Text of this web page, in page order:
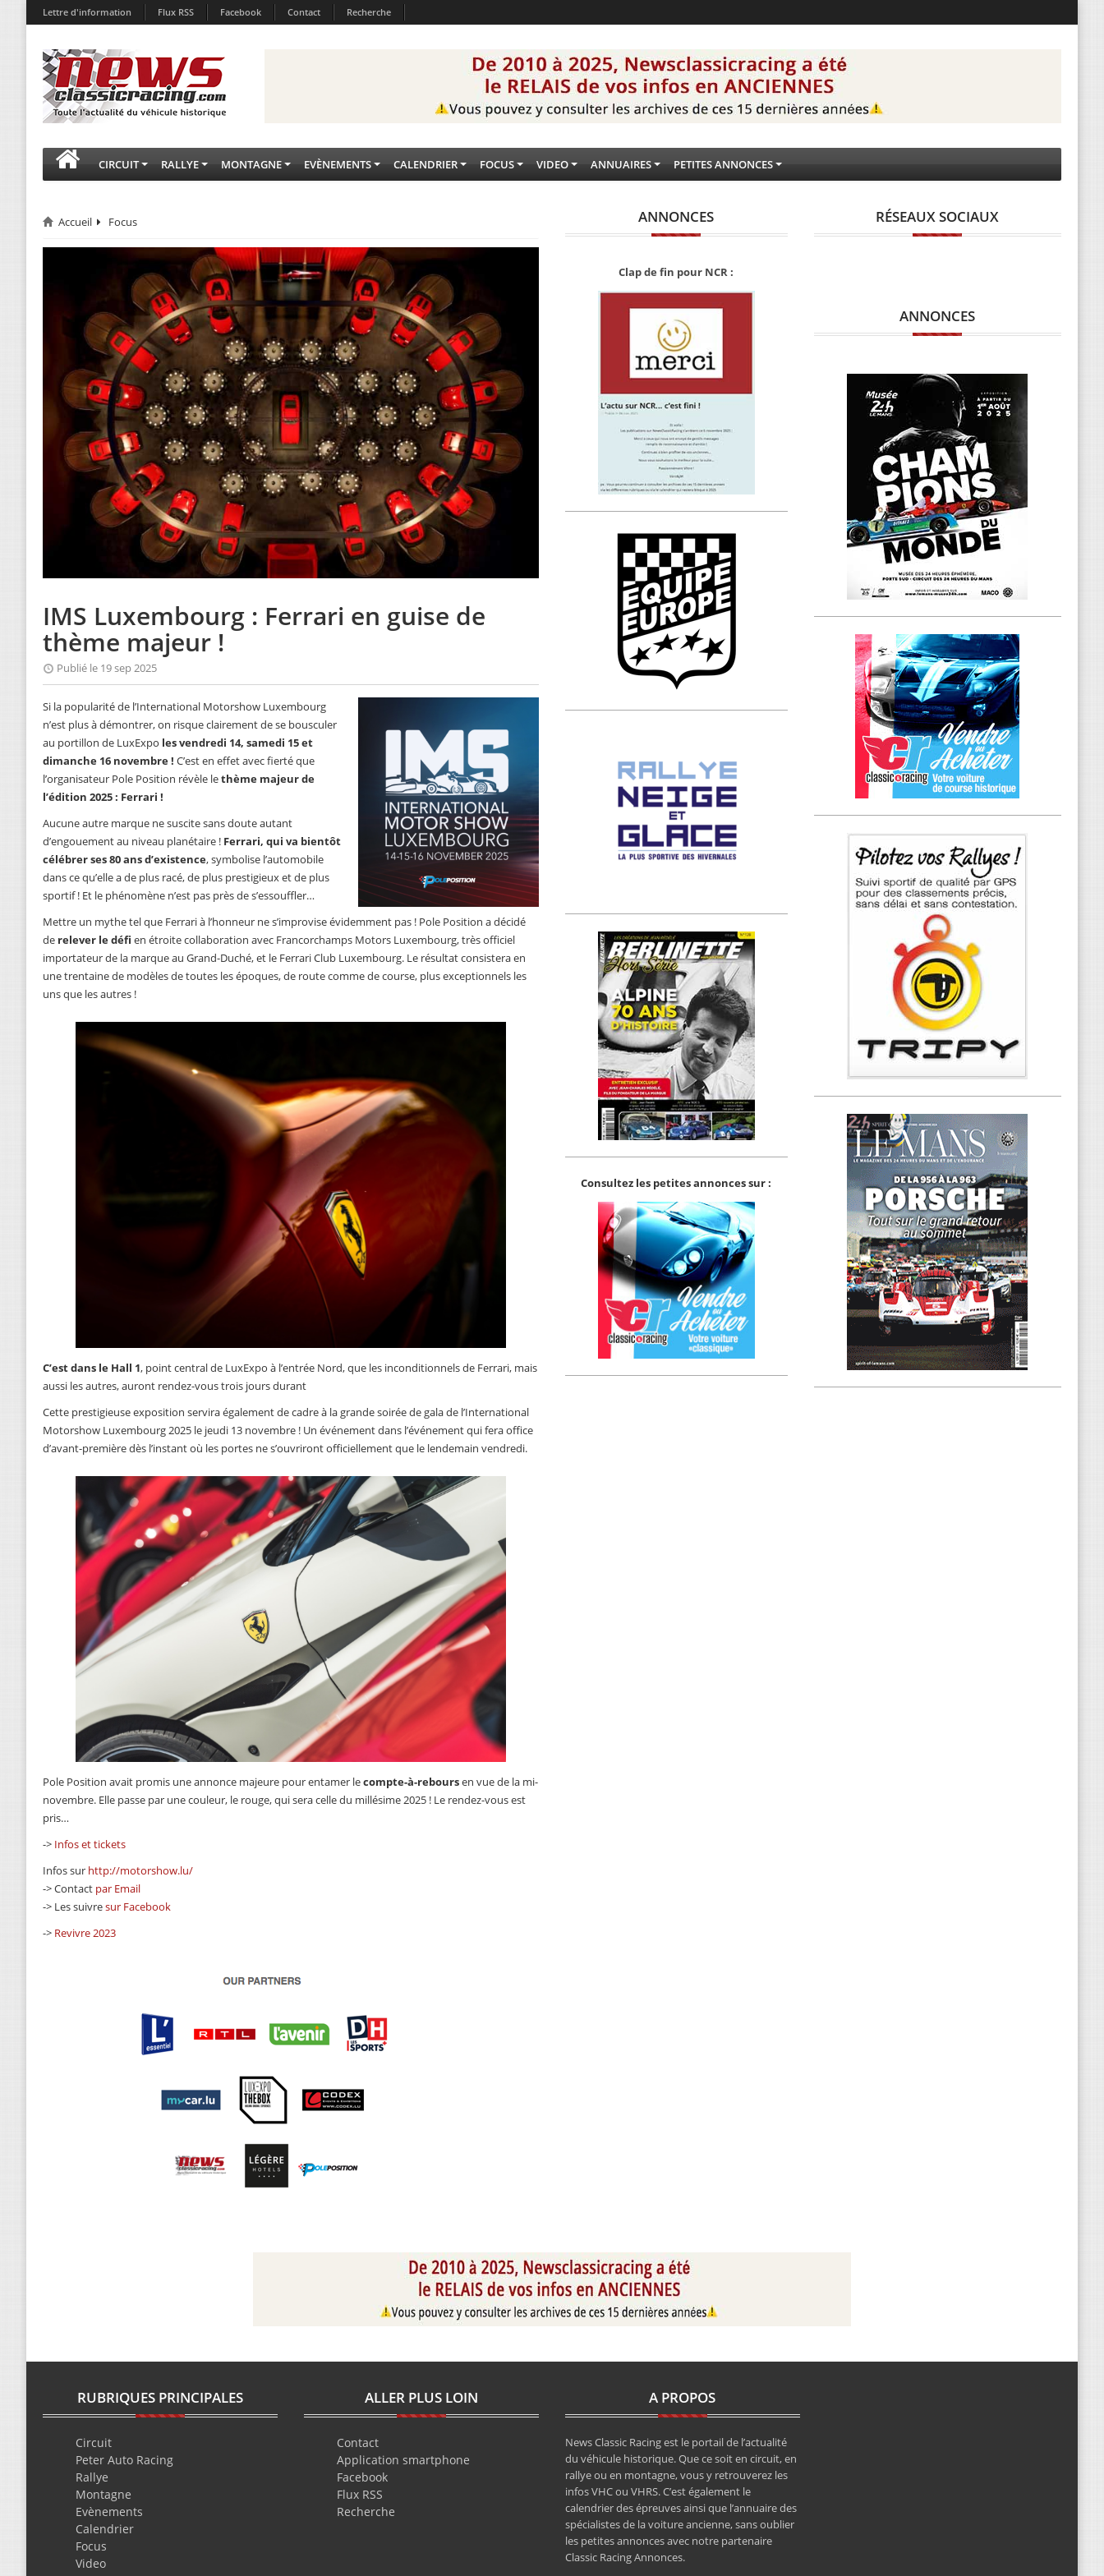
Lettre d'information Flux RSS Facebook Contact Recherche
CIRCUIT RALLYE MONTAGNE EVÈNEMENTS CALENDRIER FOCUS VIDEO ANNUAIRES PETITES ANNONCES
Accueil Focus
IMS Luxembourg : Ferrari en guise de
thème majeur !
Publié le 19 sep 2025
Si la popularité de l’International Motorshow Luxembourg
n’est plus à démontrer, on risque clairement de se bousculer
au portillon de LuxExpo les vendredi 14, samedi 15 et
dimanche 16 novembre ! C’est en effet avec fierté que
l’organisateur Pole Position révèle lethème majeur de
l’édition 2025 : Ferrari !
Aucune autre marque ne suscite sans doute autant
d’engouement au niveau planétaire ! Ferrari, qui va bientôt
célébrer ses 80 ans d’existence, symbolise l’automobile
dans ce qu’elle a de plus racé, de plus prestigieux et de plus
sportif ! Et le phénomène n’est pas près de s’essouffler…
Mettre un mythe tel que Ferrari à l’honneur ne s’improvise évidemment pas ! Pole Position a décidé
de relever le défi en étroite collaboration avec Francorchamps Motors Luxembourg, très officiel
importateur de la marque au Grand-Duché, et le Ferrari Club Luxembourg. Le résultat consistera en
une trentaine de modèles de toutes les époques, de route comme de course, plus exceptionnels les
uns que les autres !
C’est dans le Hall 1, point central de LuxExpo à l’entrée Nord, que les inconditionnels de Ferrari, mais
aussi les autres, auront rendez-vous trois jours durant
Cette prestigieuse exposition servira également de cadre à la grande soirée de gala de l’International
Motorshow Luxembourg 2025 le jeudi 13 novembre ! Un événement dans l’événement qui fera office
d’avant-première dès l’instant où les portes ne s’ouvriront officiellement que le lendemain vendredi.
Pole Position avait promis une annonce majeure pour entamer lecompte-à-reboursen vue de la mi-
novembre. Elle passe par une couleur, le rouge, qui sera celle du millésime 2025 ! Le rendez-vous est
pris…
-> Infos et tickets
Infos sur http://motorshow.lu/
-> Contact par Email
-> Les suivresur Facebook
-> Revivre 2023
ANNONCES
Clap de fin pour NCR :
Consultez les petites annonces sur :
RÉSEAUX SOCIAUX
ANNONCES
RUBRIQUES PRINCIPALES
Circuit
Peter Auto Racing
Rallye
Montagne
Evènements
Calendrier
Focus
Video
ALLER PLUS LOIN
Contact
Application smartphone
Facebook
Flux RSS
Recherche
A PROPOS
News Classic Racing est le portail de l’actualité
du véhicule historique. Que ce soit en circuit, en
rallye ou en montagne, vous y retrouverez les
infos VHC ou VHRS. C’est également le
calendrier des épreuves ainsi que l’annuaire des
spécialistes de la voiture ancienne, sans oublier
les petites annonces avec notre partenaire
Classic Racing Annonces.